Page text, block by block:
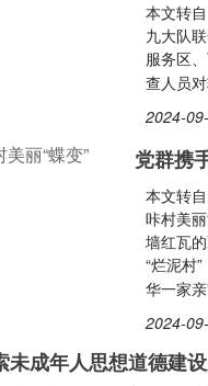
本文转
九大队
服务区
查人员
2024-
党群携
本文转
咔村美
墙红瓦
“烂泥村
华一家
2024-
未成年人思想道德建